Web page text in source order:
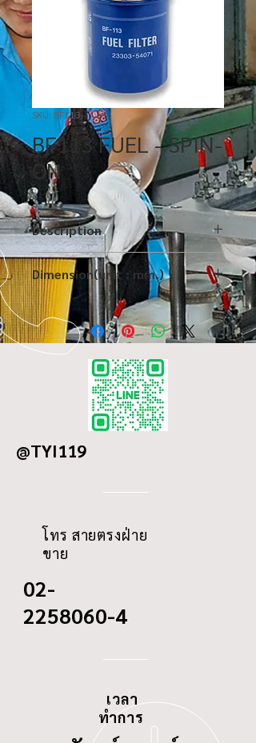
SKU: BF113
BF113 FUEL - SPIN-
ON
Description
CODE BF113
OE PART
NO.
23303-54071-00
TOYOTA HILUX LN30,
LN40
Dimension(unit : mm.)
HEIGHT 100
WIDTH -
-
80
ID
@TYI119
โทร สายตรงฝ่าย
ขาย
02-
2258060-4
เวลา
ทำการ